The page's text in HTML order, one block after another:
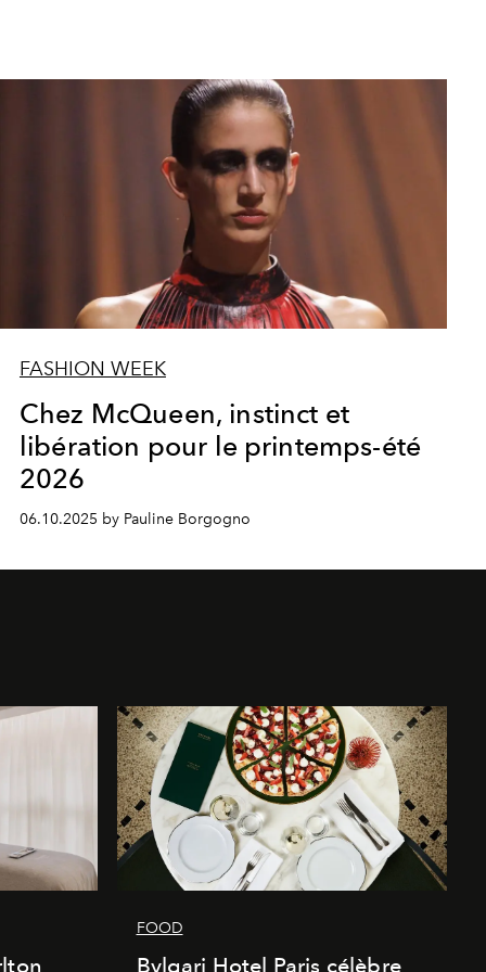
FASHION WEEK
Chez McQueen, instinct et
libération pour le printemps-été
2026
06.10.2025 by Pauline Borgogno
FOOD
Bvlgari Hotel Paris célèbre